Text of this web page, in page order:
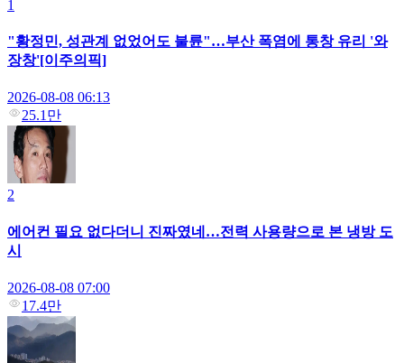
1
"황정민, 성관계 없었어도 불륜"…부산 폭염에 통창 유리 '와
장창'[이주의픽]
2026-08-08 06:13
25.1만
2
에어컨 필요 없다더니 진짜였네…전력 사용량으로 본 냉방 도
시
2026-08-08 07:00
17.4만